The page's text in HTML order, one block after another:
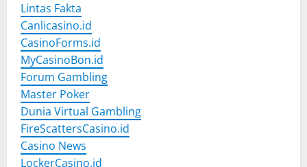
Lintas Fakta
Canlicasino.id
CasinoForms.id
MyCasinoBon.id
Forum Gambling
Master Poker
Dunia Virtual Gambling
FireScattersCasino.id
Casino News
LockerCasino.id